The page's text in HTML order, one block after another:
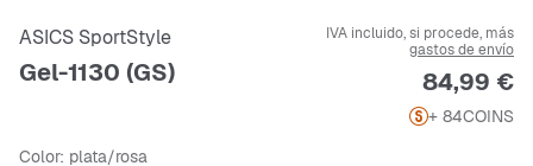
ASICS SportStyle
Gel-1130 (GS)
IVA incluido, si procede, más
gastos de envío
Precio
84,99 €
+ 84COINS
Color: plata/rosa